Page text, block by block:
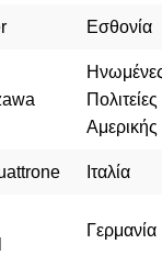
Εσθονία
Πολιτείες
Αμερικής
Ιταλία
Γερμανία